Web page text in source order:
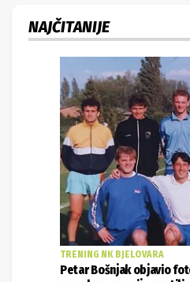
NAJČITANIJE
TRENING NK BJELOVARA
Petar Bošnjak objavio